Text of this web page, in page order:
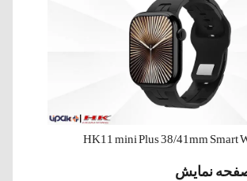
HK11 mini Plus 38/41mm Smart
نمایش